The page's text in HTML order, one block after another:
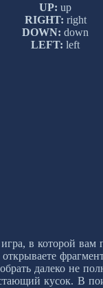
UP: up
RIGHT: right
DOWN: down
LEFT: left
в которой вам
далеко не
кусок. В